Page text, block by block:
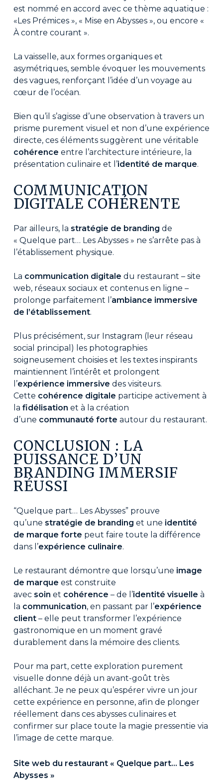
est nommé en accord avec ce thème aquatique :
«Les Prémices », « Mise en Abysses », ou encore «
À contre courant ».
La vaisselle, aux formes organiques et
asymétriques, semble évoquer les mouvements
des vagues, renforçant l’idée d’un voyage au
cœur de l’océan.
Bien qu’il s’agisse d’une observation à travers un
prisme purement visuel et non d’une expérience
directe, ces éléments suggèrent une véritable
cohérence entre l’architecture intérieure, la
présentation culinaire et l’identité de marque.
COMMUNICATION
DIGITALE COHÉRENTE
Par ailleurs, la stratégie de branding de
« Quelque part… Les Abysses » ne s’arrête pas à
l’établissement physique.
La communication digitale du restaurant – site
web, réseaux sociaux et contenus en ligne –
prolonge parfaitement l’ambiance immersive
de l’établissement.
Plus précisément, sur Instagram (leur réseau
social principal) les photographies
soigneusement choisies et les textes inspirants
maintiennent l’intérêt et prolongent
l’expérience immersive des visiteurs.
Cette cohérence digitale participe activement à
la fidélisation et à la création
d’une communauté forte autour du restaurant.
CONCLUSION : LA
PUISSANCE D’UN
BRANDING IMMERSIF
RÉUSSI
“Quelque part… Les Abysses” prouve
qu’une stratégie de branding et une identité
de marque forte peut faire toute la différence
dans l’expérience culinaire.
Le restaurant démontre que lorsqu’une image
de marque est construite
avec soin et cohérence – de l’identité visuelle à
la communication, en passant par l’expérience
client– elle peut transformer l’expérience
gastronomique en un moment gravé
durablement dans la mémoire des clients.
Pour ma part, cette exploration purement
visuelle donne déjà un avant-goût très
alléchant. Je ne peux qu’espérer vivre un jour
cette expérience en personne, afin de plonger
réellement dans ces abysses culinaires et
confirmer sur place toute la magie pressentie via
l’image de cette marque.
Site web du restaurant « Quelque part… Les
Abysses »